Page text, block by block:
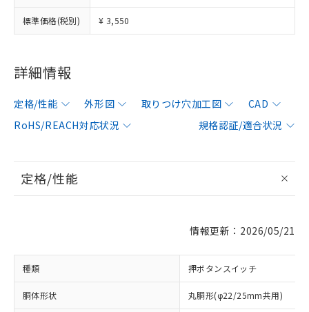
標準価格(税別) ¥ 3,550
詳細情報
定格/性能 外形図 取りつけ穴加工図
CAD
RoHS/REACH対応状況
規格認証/適合状況
定格/性能
情報更新：2026/05/21
種類 押ボタンスイッチ
胴体形状 丸胴形(φ22/25mm共用)